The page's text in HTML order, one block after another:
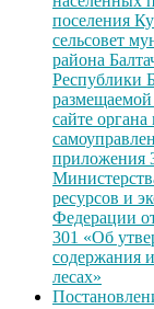
поселения
сельсовет
района
Республики
сайте органа
приложения
ресурсов и
Федерации
301 «Об
содержания
лесах»